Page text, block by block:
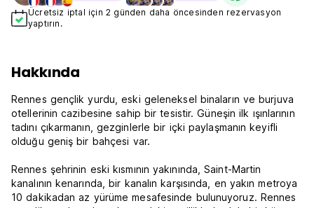
Ücretsiz iptal için 2 günden daha öncesinden rezervasyon
yaptırın.
Hakkında
Rennes gençlik yurdu, eski geleneksel binaların ve burjuva
otellerinin cazibesine sahip bir tesistir. Güneşin ilk ışınlarının
tadını çıkarmanın, gezginlerle bir içki paylaşmanın keyifli
olduğu geniş bir bahçesi var.
Rennes şehrinin eski kısmının yakınında, Saint-Martin
kanalının kenarında, bir kanalın karşısında, en yakın metroya
10 dakikadan az yürüme mesafesinde bulunuyoruz. Rennes